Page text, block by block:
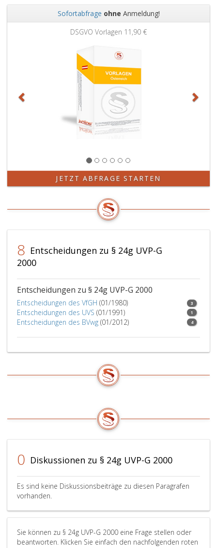
sind
nicht
genehmigungspflichtig,
die
nach
Paragraph
24
f,
Absatz
eins,
eingehalten
24
f,
Absatz
Ziffer
2,
gilt
in
auf
das
oder
sonstige
dingliche
Rechte
auch
als
eingehalten,
die
von
der
Änderung
Nachbarn/Nachbarinnen
nachweislich
zugestimmt
Der
Projektwerberin
hat
Sofortabfrage ohne Anmeldung!
DSGVO Vorlagen 11,90 €
JETZT ABFRAGE STARTEN
8 Entscheidungen zu § 24g UVP-G
2000
Entscheidungen zu § 24g UVP-G 2000
Entscheidungen des VfGH (01/1980) 3
Entscheidungen des UVS (01/1991) 1
Entscheidungen des BVwg (01/2012) 4
0 Diskussionen zu § 24g UVP-G 2000
Es sind keine Diskussionsbeiträge zu diesen Paragrafen
vorhanden.
Sie können zu § 24g UVP-G 2000 eine Frage stellen oder
beantworten. Klicken Sie einfach den nachfolgenden roten